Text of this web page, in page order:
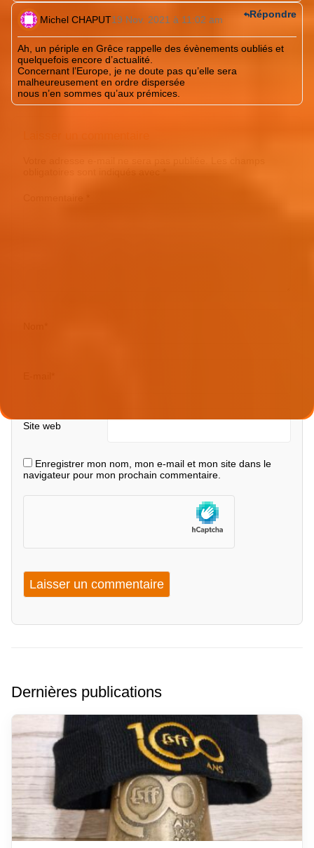
Michel CHAPUT19 Nov. 2021 à 11:02 am
Ah, un périple en Grêce rappelle des évènements oubliés et
quelquefois encore d’actualité.
Concernant l’Europe, je ne doute pas qu’elle sera
malheureusement en ordre dispersée
nous n’en sommes qu’aux prémices.
Répondre
Site web
Enregistrer mon nom, mon e-mail et mon site dans le
navigateur pour mon prochain commentaire.
Dernières publications